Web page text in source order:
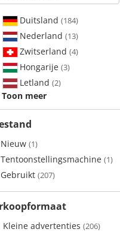
Duitsland (184)
Nederland (13)
Zwitserland (4)
Hongarije (3)
Letland (2)
Toon meer
Nieuw (1)
Tentoonstellingsmachine (1)
Gebruikt (207)
Kleine advertenties (206)